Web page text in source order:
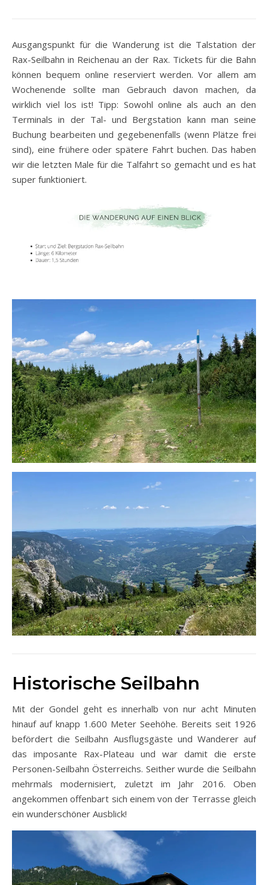
Ausgangspunkt für die Wanderung ist die Talstation der
Rax-Seilbahn in Reichenau an der Rax. Tickets für die Bahn
können bequem online reserviert werden. Vor allem am
Wochenende sollte man Gebrauch davon machen, da
wirklich viel los ist! Tipp: Sowohl online als auch an den
Terminals in der Tal- und Bergstation kann man seine
Buchung bearbeiten und gegebenenfalls (wenn Plätze frei
sind), eine frühere oder spätere Fahrt buchen. Das haben
wir die letzten Male für die Talfahrt so gemacht und es hat
super funktioniert.
Historische Seilbahn
Mit der Gondel geht es innerhalb von nur acht Minuten
hinauf auf knapp 1.600 Meter Seehöhe. Bereits seit 1926
befördert die Seilbahn Ausflugsgäste und Wanderer auf
das imposante Rax-Plateau und war damit die erste
Personen-Seilbahn Österreichs. Seither wurde die Seilbahn
mehrmals modernisiert, zuletzt im Jahr 2016. Oben
angekommen offenbart sich einem von der Terrasse gleich
ein wunderschöner Ausblick!